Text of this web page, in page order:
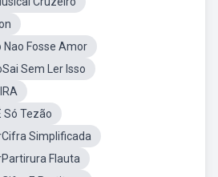
Nao Fosse Amor
Sem Ler Isso
Só Tezão
Simplificada
Flauta